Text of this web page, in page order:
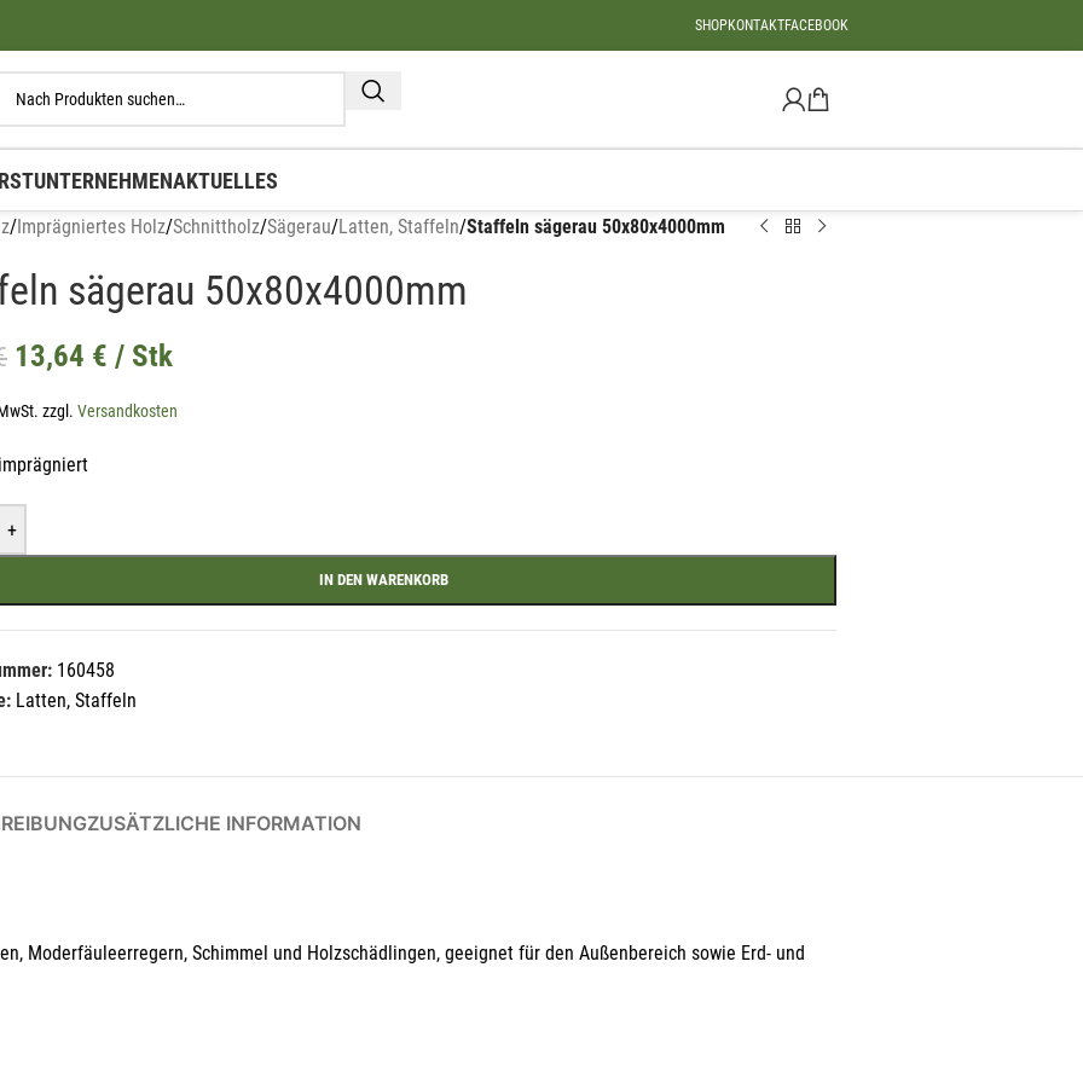
SHOPKONTAKTFACEBOOK
UNTERNEHMENAKTUELLES
/Imprägniertes Holz/Schnittholz/Sägerau/Latten, Staffeln/Staffeln sägerau 50x80x4000mm
sägerau 50x80x4000mm
13,64 € / Stk
zzgl. Versandkosten
+
IN DEN WARENKORB
160458
Latten, Staffeln
ZUSÄTZLICHE INFORMATION
Moderfäuleerregern, Schimmel und Holzschädlingen, geeignet für den Außenbereich sowie Erd- und
informiert über Veranstaltungen und Aktionen
E-Mail*